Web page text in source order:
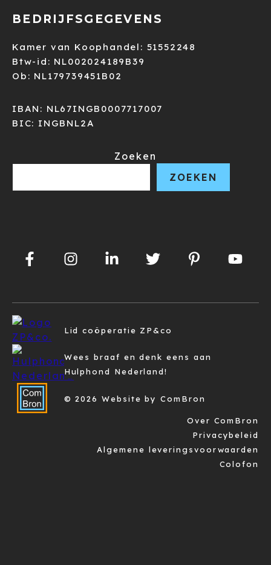
BEDRIJFSGEGEVENS
Kamer van Koophandel: 51552248
Btw-id: NL002024189B39
Ob: NL179739451B02
IBAN: NL67INGB0007717007
BIC: INGBNL2A
Zoeken
ZOEKEN
Lid coöperatie ZP&co
Wees braaf en denk eens aan
Hulphond Nederland!
© 2026 Website by ComBron
Over ComBron
Privacybeleid
Algemene leveringsvoorwaarden
Colofon